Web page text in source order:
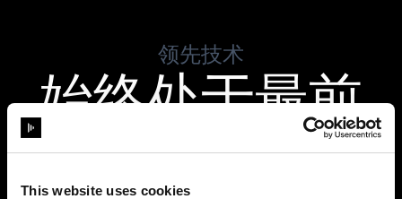
This website uses cookies
领先技术
始终处于最前
沿